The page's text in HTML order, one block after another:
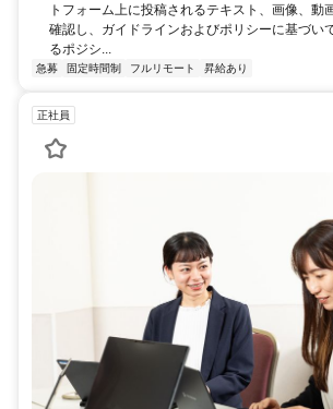
トフォーム上に投稿されるテキスト、画像、動
確認し、ガイドラインおよびポリシーに基づい
るポジシ...
急募 固定時間制 フルリモート 昇給あり
正社員